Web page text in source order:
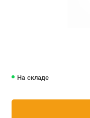
На складе